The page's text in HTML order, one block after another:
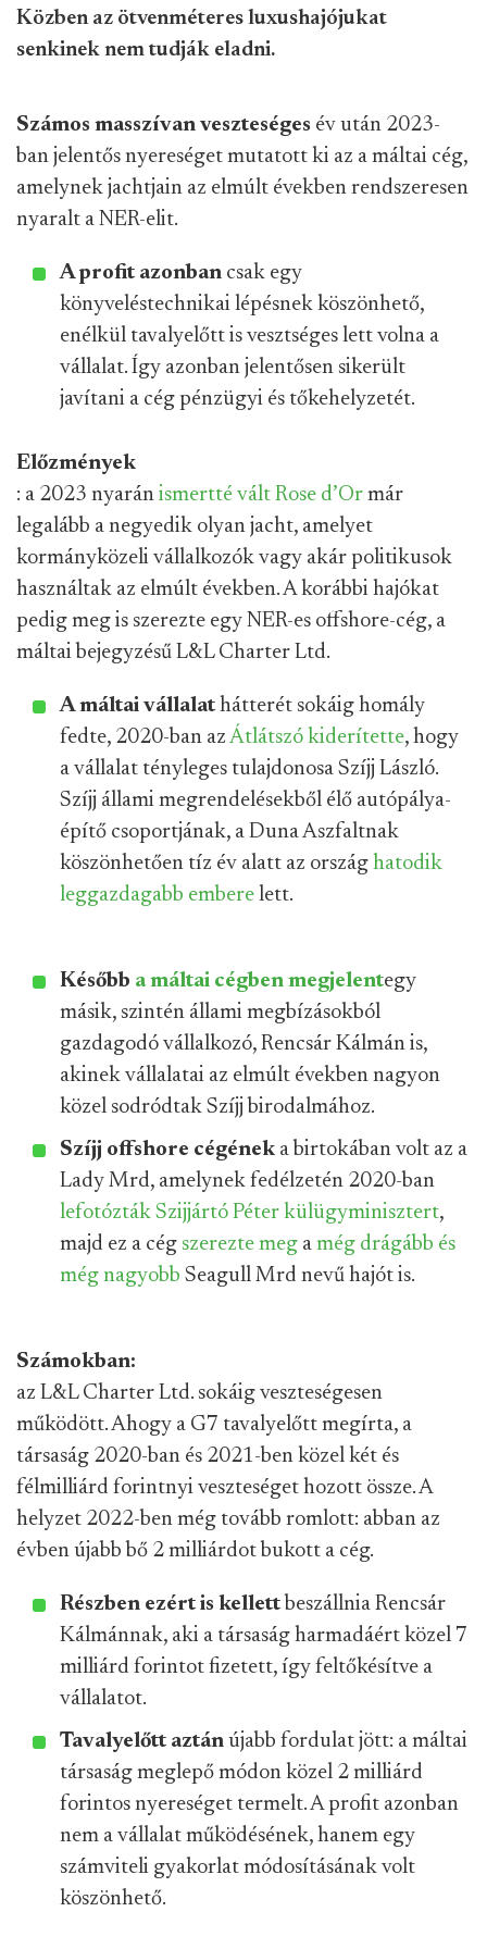
Közben az ötvenméteres luxushajójukat
senkinek nem tudják eladni.
Számos masszívan veszteséges év után 2023-
ban jelentős nyereséget mutatott ki az a máltai cég,
amelynek jachtjain az elmúlt években rendszeresen
nyaralt a NER-elit.
A profit azonban csak egy
könyveléstechnikai lépésnek köszönhető,
enélkül tavalyelőtt is vesztséges lett volna a
vállalat. Így azonban jelentősen sikerült
javítani a cég pénzügyi és tőkehelyzetét.
Előzmények
: a 2023 nyarán ismertté vált Rose d’Or már
legalább a negyedik olyan jacht, amelyet
kormányközeli vállalkozók vagy akár politikusok
használtak az elmúlt években. A korábbi hajókat
pedig meg is szerezte egy NER-es offshore-cég, a
máltai bejegyzésű L&L Charter Ltd.
A máltai vállalat hátterét sokáig homály
fedte, 2020-ban az Átlátszó kiderítette, hogy
a vállalat tényleges tulajdonosa Szíjj László.
Szíjj állami megrendelésekből élő autópálya-
építő csoportjának, a Duna Aszfaltnak
köszönhetően tíz év alatt az ország hatodik
leggazdagabb embere lett.
Később a máltai cégben megjelentegy
másik, szintén állami megbízásokból
gazdagodó vállalkozó, Rencsár Kálmán is,
akinek vállalatai az elmúlt években nagyon
közel sodródtak Szíjj birodalmához.
Szíjj offshore cégének a birtokában volt az a
Lady Mrd, amelynek fedélzetén 2020-ban
lefotózták Szijjártó Péter külügyminisztert,
majd ez a cég szerezte meg a még drágább és
még nagyobb Seagull Mrd nevű hajót is.
Számokban:
az L&L Charter Ltd. sokáig veszteségesen
működött. Ahogy a G7 tavalyelőtt megírta, a
társaság 2020-ban és 2021-ben közel két és
félmilliárd forintnyi veszteséget hozott össze. A
helyzet 2022-ben még tovább romlott: abban az
évben újabb bő 2 milliárdot bukott a cég.
Részben ezért is kellett beszállnia Rencsár
Kálmánnak, aki a társaság harmadáért közel 7
milliárd forintot fizetett, így feltőkésítve a
vállalatot.
Tavalyelőtt aztán újabb fordulat jött: a máltai
társaság meglepő módon közel 2 milliárd
forintos nyereséget termelt. A profit azonban
nem a vállalat működésének, hanem egy
számviteli gyakorlat módosításának volt
köszönhető.